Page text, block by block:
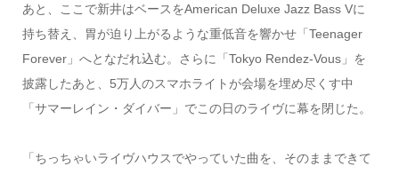
あと、ここで新井はベースをAmerican Deluxe Jazz Bass Vに
持ち替え、胃が迫り上がるような重低音を響かせ「Teenager
Forever」へとなだれ込む。さらに「Tokyo Rendez-Vous」を
披露したあと、5万人のスマホライトが会場を埋め尽くす中
「サマーレイン・ダイバー」でこの日のライヴに幕を閉じた。
「ちっちゃいライヴハウスでやっていた曲を、そのままできて